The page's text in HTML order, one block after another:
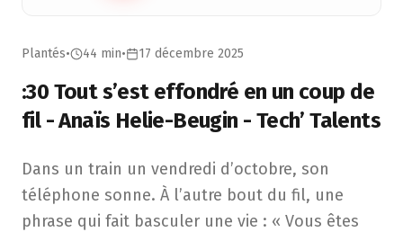
Plantés• 44 min• 17 décembre 2025
:30 Tout s’est effondré en un coup de
fil - Anaïs Helie-Beugin - Tech’ Talents
Dans un train un vendredi d’octobre, son téléphone
Dans un train un vendredi d’octobre, son
téléphone sonne. À l’autre bout du fil, une
phrase qui fait basculer une vie : « Vous êtes